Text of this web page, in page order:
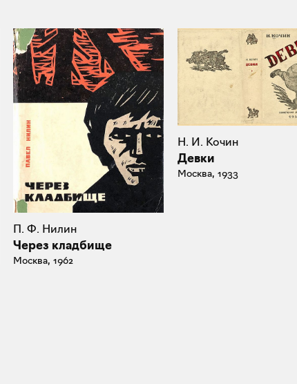
П. Ф. Нилин
Через кладбище
Москва, 1962
Н. И. Кочин
Девки
Москва, 1933